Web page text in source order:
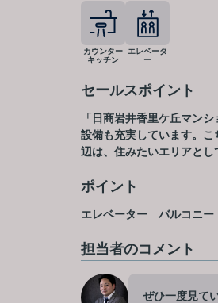
カウンター
キッチン
エレベータ
ー
セールスポイント
「日商岩井香里ケ丘マン
設備も充実しています。
辺は、住みたいエリアとし
ポイント
エレベーター バルコニー
担当者のコメント
ぜひ一度見て